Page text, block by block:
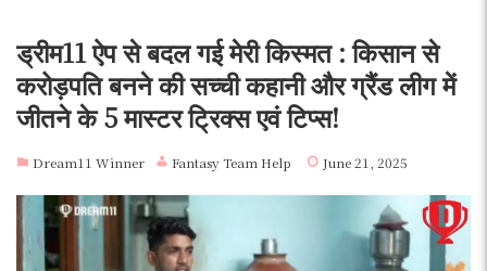
ड्रीम11 ऐप से बदल गई मेरी किस्मत : किसान से
करोड़पति बनने की सच्ची कहानी और ग्रैंड लीग में
जीतने के 5 मास्टर ट्रिक्स एवं टिप्स!
Dream11 Winner Fantasy Team Help June 21, 2025